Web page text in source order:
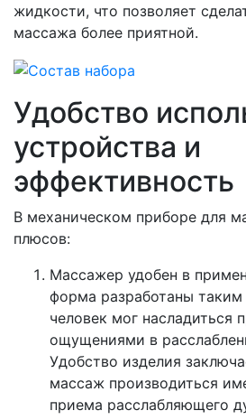
жидкости, что позволяет
массажа более приятной.
Удобство
устройства и
эффективность
В механическом приборе для
плюсов:
Массажер удобен в
форма разработаны
человек мог насладиться
ощущениями в
Удобство изделия
массаж производиться
приема расслабляющего